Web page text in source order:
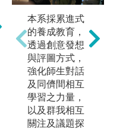
專題實作：主
題式設計訓
練，培養跨域
設計專案的能
力，讓學生在
實作中學習。
圖解:110級畢
製「潛臺詞」
本系採累進式
的養成教育，
透過創意發想
與評圖方式，
強化師生對話
及同儕間相互
學習之力量，
以及群我相互
關注及議題探